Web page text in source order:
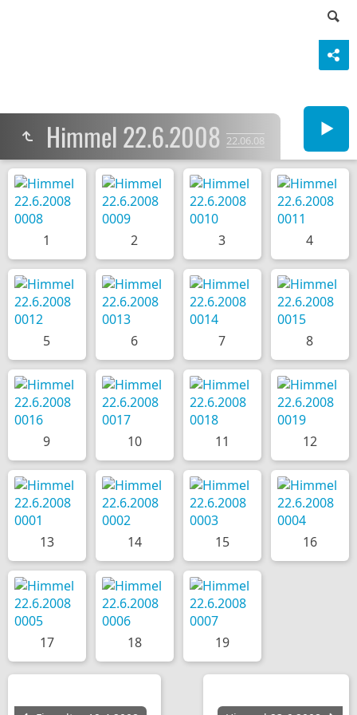
Himmel 22.6.2008 22.06.08
1 2 3 4
5 6 7 8
9 10 11 12
13 14 15 16
17 18 19